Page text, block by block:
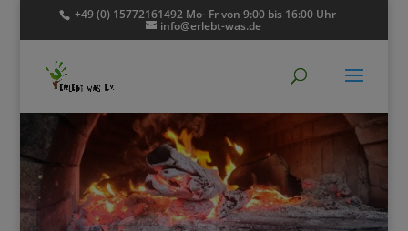
+49 (0) 15772161492 Mo- Fr von 9:00 bis 16:00 Uhr
info@erlebt-was.de